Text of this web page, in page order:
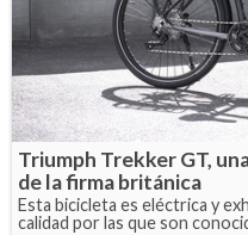
Triumph Trekker GT,
de la firma británica
Esta bicicleta es eléctrica y
calidad por las que son